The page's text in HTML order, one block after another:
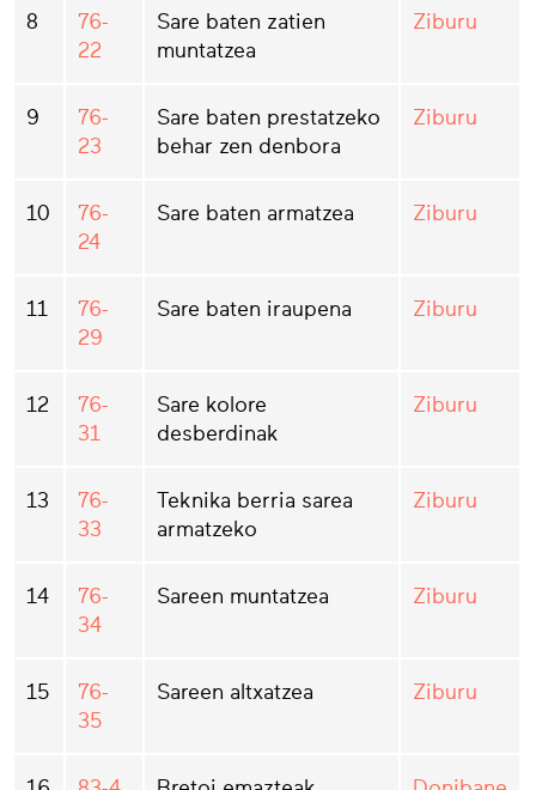
8
76-
22
Sare baten zatien
muntatzea
Ziburu
9
76-
23
Sare baten prestatzeko
behar zen denbora
Ziburu
10
76-
24
Sare baten armatzea Ziburu
11
76-
29
Sare baten iraupena Ziburu
12
76-
31
Sare kolore
desberdinak
Ziburu
13
76-
33
Teknika berria sarea
armatzeko
Ziburu
14
76-
34
Sareen muntatzea Ziburu
15
76-
35
Sareen altxatzea Ziburu